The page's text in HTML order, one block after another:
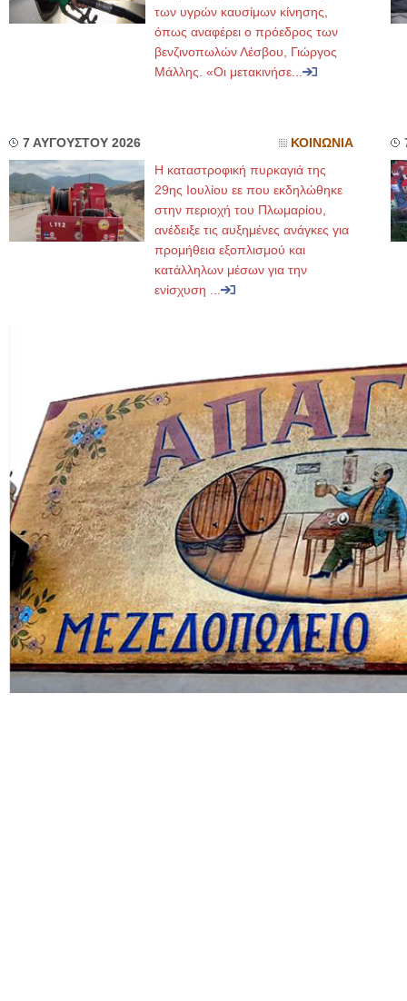
των υγρών καυσίμων κίνησης,
όπως αναφέρει ο πρόεδρος των
βενζινοπωλών Λέσβου, Γιώργος
Μάλλης. «Οι μετακινήσε...
7 ΑΥΓΟΥΣΤΟΥ 2026 ΚΟΙΝΩΝΙΑ
Η καταστροφική πυρκαγιά της
29ης Ιουλίου εε που εκδηλώθηκε
στην περιοχή του Πλωμαρίου,
ανέδειξε τις αυξημένες ανάγκες για
προμήθεια εξοπλισμού και
κατάλληλων μέσων για την
ενίσχυση ...